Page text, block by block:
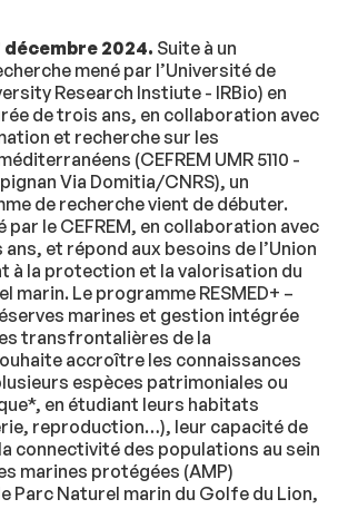
décembre 2024. Suite à un
mené par l’Université de
Research Instiute - IRBio) en
de trois ans, en collaboration avec
et recherche sur les
(CEFREM UMR 5110 -
Via Domitia/CNRS), un
de recherche vient de débuter.
le CEFREM, en collaboration avec
ans, et répond aux besoins de l’Union
à la protection et la valorisation du
marin. Le programme RESMED+ –
marines et gestion intégrée
transfrontalières de la
accroître les connaissances
espèces patrimoniales ou
en étudiant leurs habitats
reproduction…), leur capacité de
connectivité des populations au sein
marines protégées (AMP)
Parc Naturel marin du Golfe du Lion,